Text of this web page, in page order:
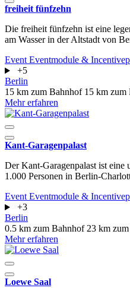
freiheit fünfzehn
Die freiheit fünfzehn ist eine
am Wasser in der Altstadt von
Event Eventmodule &
+5
Berlin
15 km zum Bahnhof 15 km zum
Mehr erfahren
Kant-Garagenpalast
Der Kant-Garagenpalast ist eine
1.000 Personen in Berlin-
Event Eventmodule &
+3
Berlin
0.5 km zum Bahnhof 23 km
Mehr erfahren
Loewe Saal